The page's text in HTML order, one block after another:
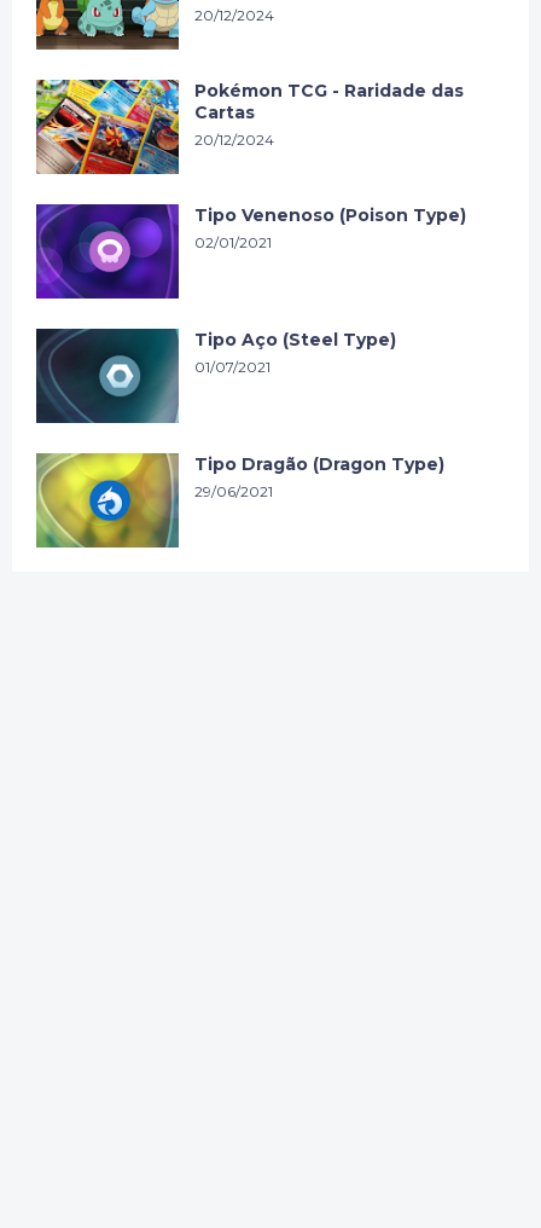
20/12/2024
Pokémon TCG - Raridade das
Cartas
20/12/2024
Tipo Venenoso (Poison Type)
02/01/2021
Tipo Aço (Steel Type)
01/07/2021
Tipo Dragão (Dragon Type)
29/06/2021